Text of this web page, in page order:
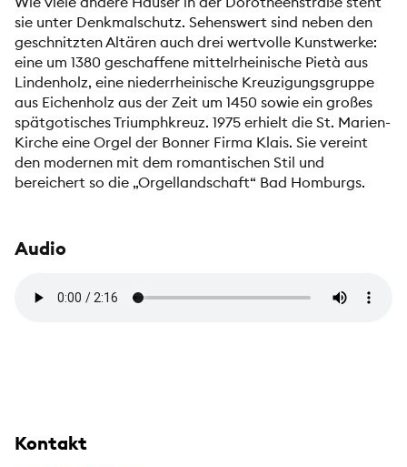
sie unter Denkmalschutz. Sehenswert sind neben den
geschnitzten Altären auch drei wertvolle Kunstwerke:
eine um 1380 geschaffene mittelrheinische Pietà aus
Lindenholz, eine niederrheinische Kreuzigungsgruppe
aus Eichenholz aus der Zeit um 1450 sowie ein großes
spätgotisches Triumphkreuz. 1975 erhielt die St. Marien-
Kirche eine Orgel der Bonner Firma Klais. Sie vereint
den modernen mit dem romantischen Stil und
bereichert so die „Orgellandschaft“ Bad Homburgs.
Audio
Kontakt